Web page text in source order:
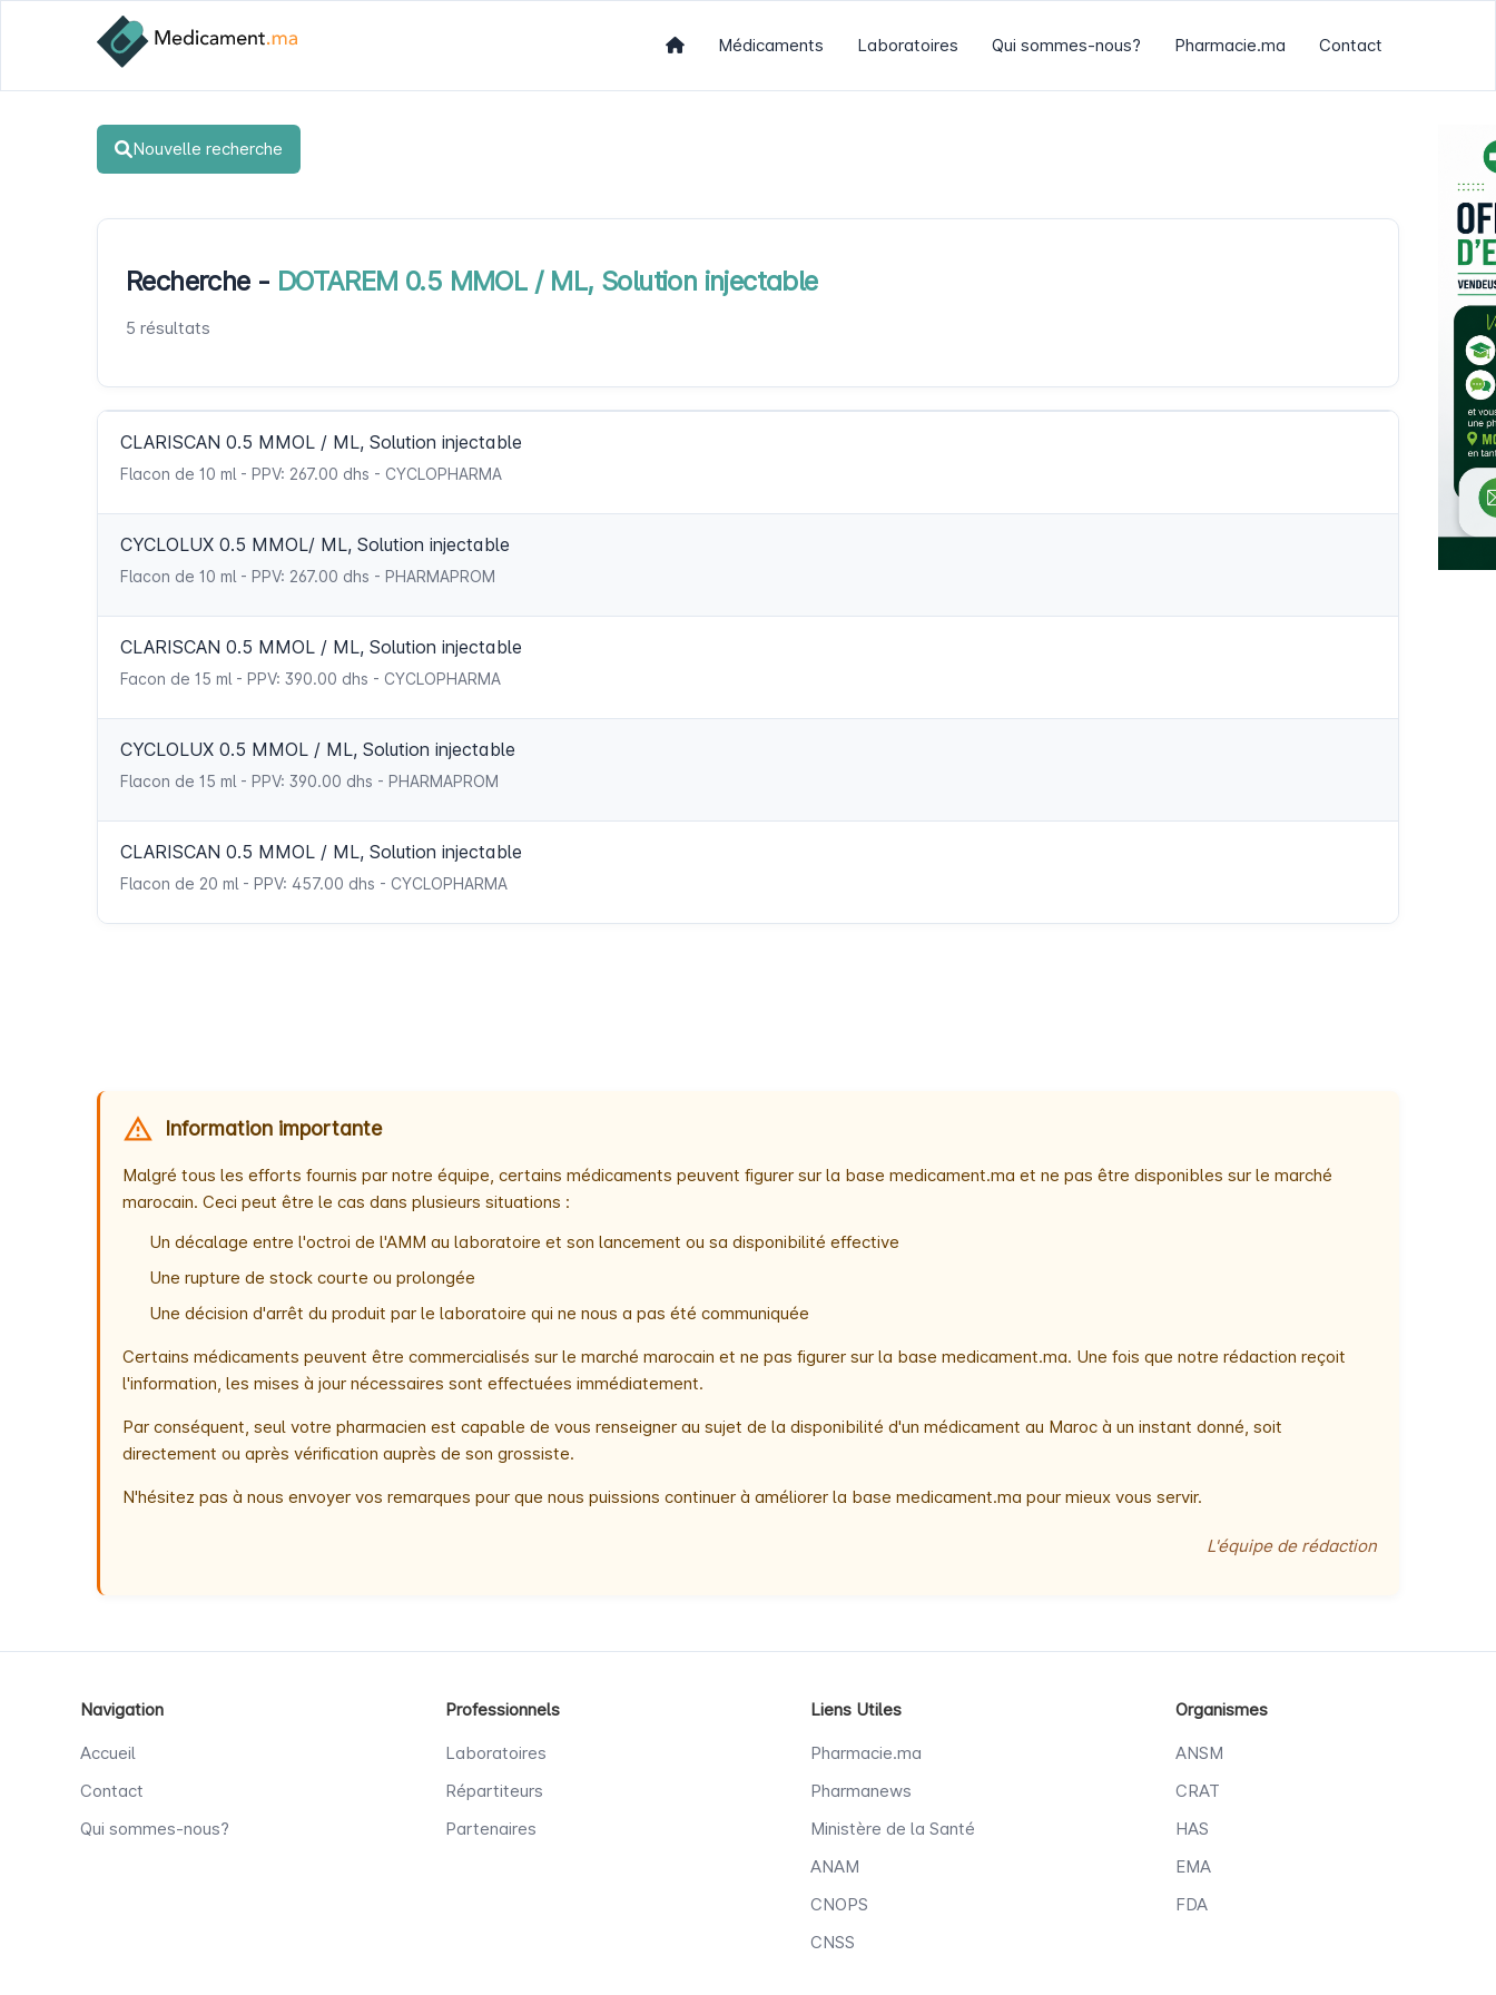
Médicaments Laboratoires Qui sommes-nous? Pharmacie.ma Contact
Nouvelle recherche
Recherche - DOTAREM 0.5 MMOL / ML, Solution injectable
5 résultats
CLARISCAN 0.5 MMOL / ML, Solution injectable
Flacon de 10 ml - PPV: 267.00 dhs - CYCLOPHARMA
CYCLOLUX 0.5 MMOL/ ML, Solution injectable
Flacon de 10 ml - PPV: 267.00 dhs - PHARMAPROM
CLARISCAN 0.5 MMOL / ML, Solution injectable
Facon de 15 ml - PPV: 390.00 dhs - CYCLOPHARMA
CYCLOLUX 0.5 MMOL / ML, Solution injectable
Flacon de 15 ml - PPV: 390.00 dhs - PHARMAPROM
CLARISCAN 0.5 MMOL / ML, Solution injectable
Flacon de 20 ml - PPV: 457.00 dhs - CYCLOPHARMA
Information importante
Malgré tous les efforts fournis par notre équipe, certains médicaments peuvent figurer sur la base medicament.ma et ne pas être disponibles sur le marché
marocain. Ceci peut être le cas dans plusieurs situations :
Un décalage entre l'octroi de l'AMM au laboratoire et son lancement ou sa disponibilité effective
Une rupture de stock courte ou prolongée
Une décision d'arrêt du produit par le laboratoire qui ne nous a pas été communiquée
Certains médicaments peuvent être commercialisés sur le marché marocain et ne pas figurer sur la base medicament.ma. Une fois que notre rédaction reçoit
l'information, les mises à jour nécessaires sont effectuées immédiatement.
Par conséquent, seul votre pharmacien est capable de vous renseigner au sujet de la disponibilité d'un médicament au Maroc à un instant donné, soit
directement ou après vérification auprès de son grossiste.
N'hésitez pas à nous envoyer vos remarques pour que nous puissions continuer à améliorer la base medicament.ma pour mieux vous servir.
L'équipe de rédaction
Navigation
Accueil
Contact
Qui sommes-nous?
Professionnels
Laboratoires
Répartiteurs
Partenaires
Liens Utiles
Pharmacie.ma
Pharmanews
Ministère de la Santé
ANAM
CNOPS
CNSS
Organismes
ANSM
CRAT
HAS
EMA
FDA